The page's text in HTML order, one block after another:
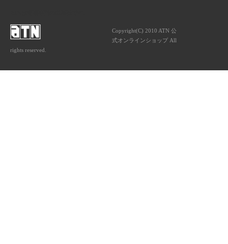
Copyright(C) 2010 ATN 公
式オンラインショップ All
rights reserved.